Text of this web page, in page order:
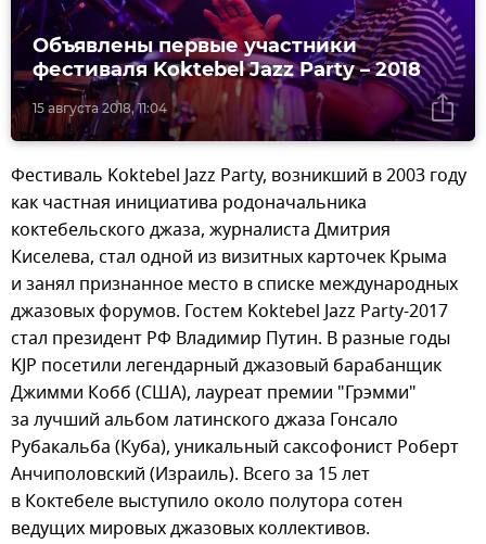
15 августа 2018, 11:04
Объявлены первые участники
фестиваля Koktebel Jazz Party – 2018
Фестиваль Koktebel Jazz Party, возникший в 2003 году
как частная инициатива родоначальника
коктебельского джаза, журналиста Дмитрия
Киселева, стал одной из визитных карточек Крыма
и занял признанное место в списке международных
джазовых форумов. Гостем Koktebel Jazz Party-2017
стал президент РФ Владимир Путин. В разные годы
KJP посетили легендарный джазовый барабанщик
Джимми Кобб (США), лауреат премии "Грэмми"
за лучший альбом латинского джаза Гонсало
Рубакальба (Куба), уникальный саксофонист Роберт
Анчиполовский (Израиль). Всего за 15 лет
в Коктебеле выступило около полутора сотен
ведущих мировых джазовых коллективов.